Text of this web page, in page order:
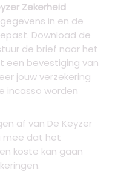
Zekerheid
in en de
Download de
de brief naar het
een bevestiging van
jouw verzekering
incasso worden
af van De Keyzer
mee dat het
koste kan gaan